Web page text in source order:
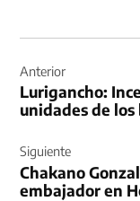
de
entradas
Anterior
Lurigancho:
unidades de
Siguiente
Chakano
embajador en